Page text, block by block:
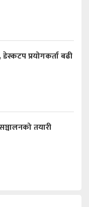
प्रयोगकर्ता बढी
तयारी